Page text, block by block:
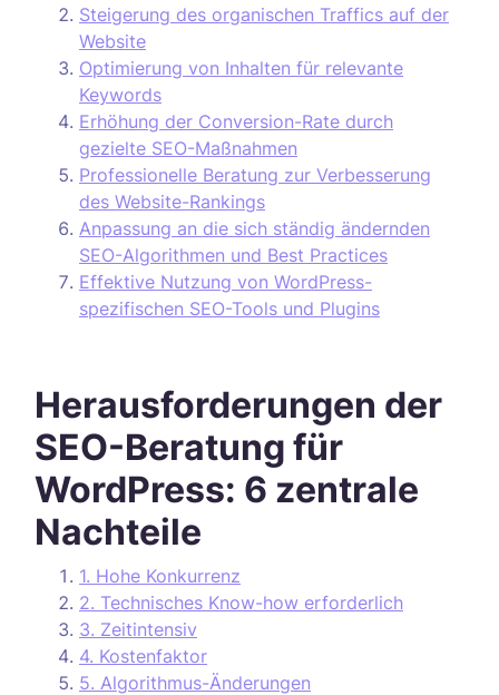
Steigerung des organischen Traffics auf der
Website
Optimierung von Inhalten für relevante
Keywords
Erhöhung der Conversion-Rate durch
gezielte SEO-Maßnahmen
Professionelle Beratung zur Verbesserung
des Website-Rankings
Anpassung an die sich ständig ändernden
SEO-Algorithmen und Best Practices
Effektive Nutzung von WordPress-
spezifischen SEO-Tools und Plugins
Herausforderungen der
SEO-Beratung für
WordPress: 6 zentrale
Nachteile
1. Hohe Konkurrenz
2. Technisches Know-how erforderlich
3. Zeitintensiv
4. Kostenfaktor
5. Algorithmus-Änderungen